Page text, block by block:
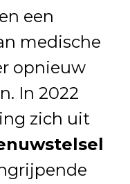
een
medische
opnieuw
In 2022
zich uit